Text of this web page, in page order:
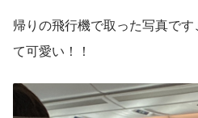
帰りの飛行機で取った写真で
て可愛い！！